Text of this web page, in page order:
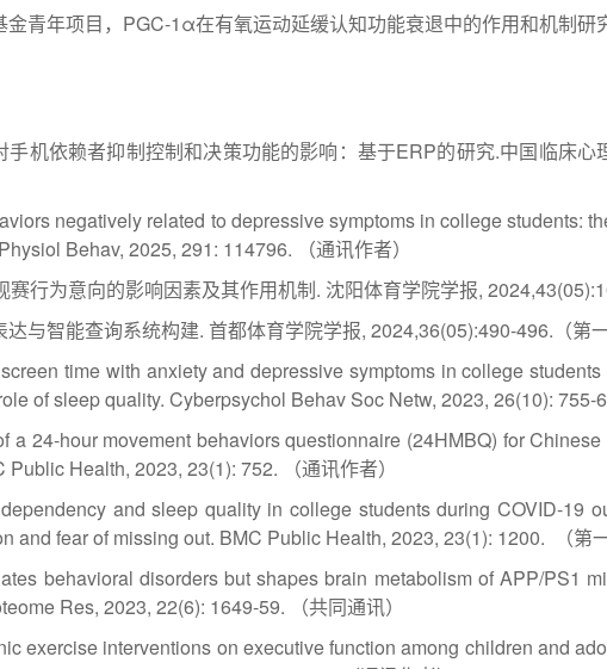
金青年项目，PGC-1α在有氧运动延缓认知功能衰退中的作用和机制研
手机依赖者抑制控制和决策功能的影响：基于ERP的研究.中国临床心
negatively related to depressive symptoms in college students:
Behav, 2025, 291: 114796. （通讯作者）
行为意向的影响因素及其作用机制. 沈阳体育学院学报,
与智能查询系统构建. 首都体育学院学报, 2024,36(05):490-496.（第一
time with anxiety and depressive symptoms in college
of sleep quality. Cyberpsychol Behav Soc Netw, 2023, 26(10): 755-
a 24-hour movement behaviors questionnaire (24HMBQ) for
Health, 2023, 23(1): 752. （通讯作者）
and sleep quality in college students during COVID-19
and fear of missing out. BMC Public Health, 2023, 23(1): 1200. （第一
behavioral disorders but shapes brain metabolism of APP/PS1
Res, 2023, 22(6): 1649-59. （共同通讯）
exercise interventions on executive function among children and